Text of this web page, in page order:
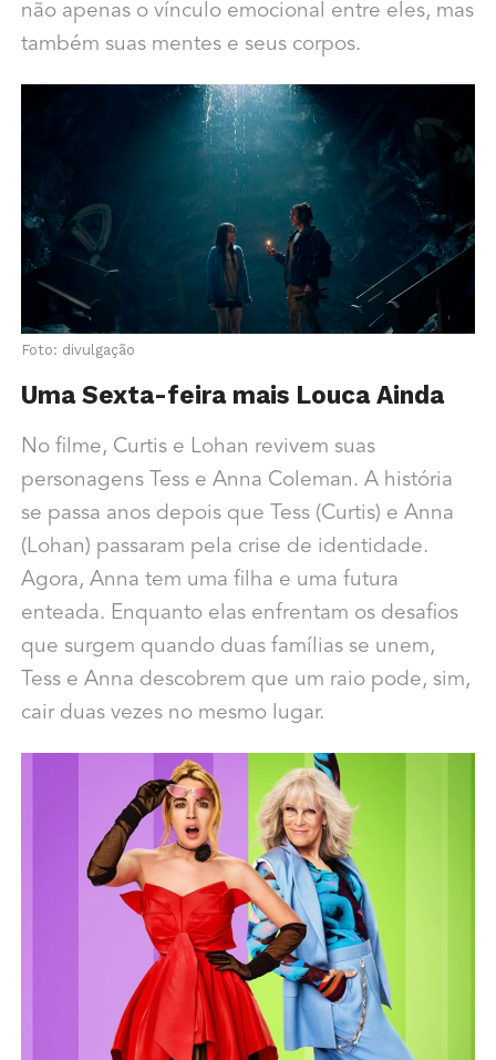
não apenas o vínculo emocional entre eles, mas
também suas mentes e seus corpos.
Foto: divulgação
Uma Sexta-feira mais Louca Ainda
No filme, Curtis e Lohan revivem suas
personagens Tess e Anna Coleman. A história
se passa anos depois que Tess (Curtis) e Anna
(Lohan) passaram pela crise de identidade.
Agora, Anna tem uma filha e uma futura
enteada. Enquanto elas enfrentam os desafios
que surgem quando duas famílias se unem,
Tess e Anna descobrem que um raio pode, sim,
cair duas vezes no mesmo lugar.